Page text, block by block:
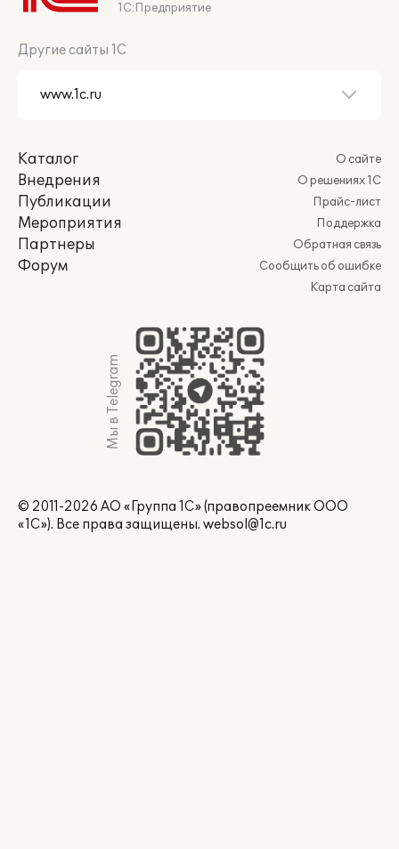
1С:Предприятие
Другие сайты 1С
Каталог
Внедрения
Публикации
Мероприятия
Партнеры
Форум
О сайте
О решениях 1С
Прайс-лист
Поддержка
Обратная связь
Сообщить об ошибке
Карта сайта
Мы в Telegram
© 2011-2026 АО «Группа 1С» (правопреемник ООО
«1С»). Все права защищены. websol@1c.ru